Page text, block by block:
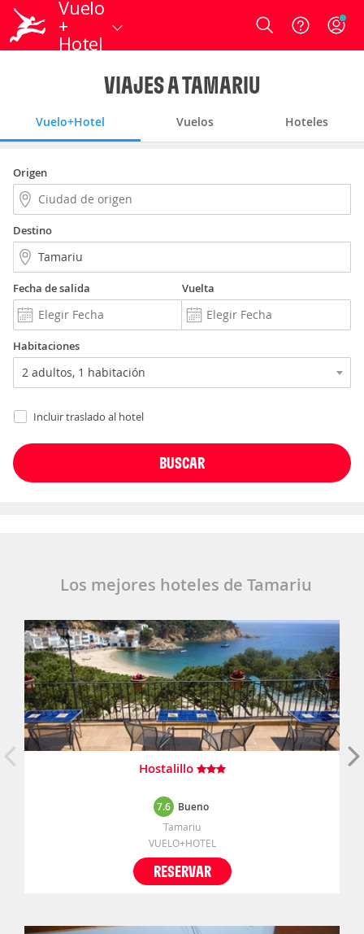
Vuelo
+
Hotel
Login
VIAJES A TAMARIU
Vuelo+Hotel Vuelos Hoteles
Origen
Destino
Fecha de salida Vuelta
Habitaciones
Incluir traslado al hotel
Los mejores hoteles de Tamariu
Hostalillo
7.6 Bueno
Tamariu
VUELO+HOTEL
RESERVAR